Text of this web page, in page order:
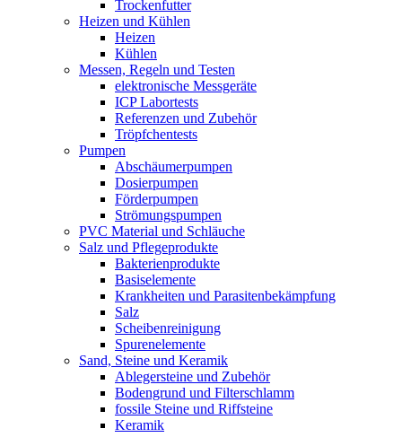
Trockenfutter
Heizen und Kühlen
Heizen
Kühlen
Messen, Regeln und Testen
elektronische Messgeräte
ICP Labortests
Referenzen und Zubehör
Tröpfchentests
Pumpen
Abschäumerpumpen
Dosierpumpen
Förderpumpen
Strömungspumpen
PVC Material und Schläuche
Salz und Pflegeprodukte
Bakterienprodukte
Basiselemente
Krankheiten und Parasitenbekämpfung
Salz
Scheibenreinigung
Spurenelemente
Sand, Steine und Keramik
Ablegersteine und Zubehör
Bodengrund und Filterschlamm
fossile Steine und Riffsteine
Keramik